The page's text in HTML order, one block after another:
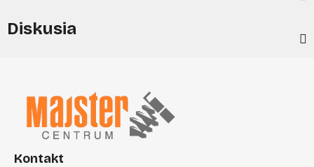
Diskusia
Kontakt